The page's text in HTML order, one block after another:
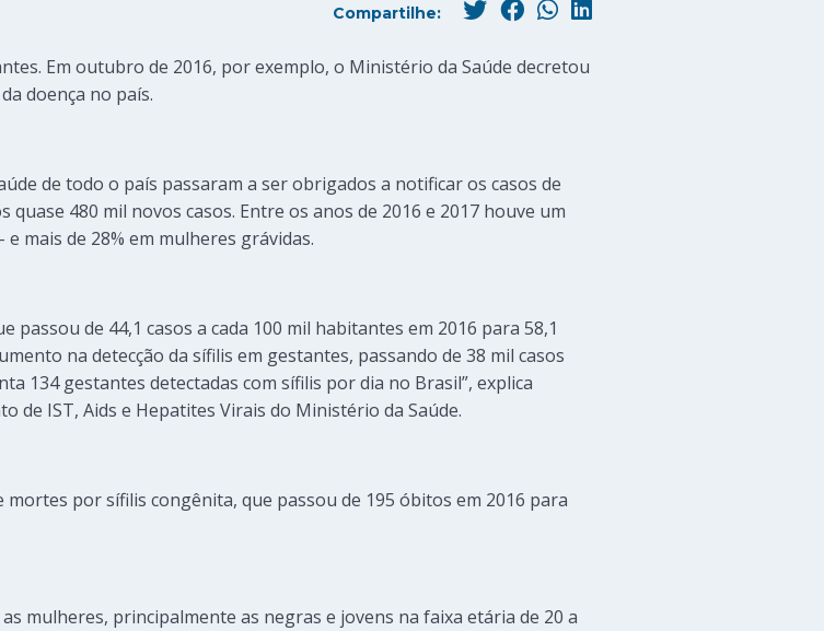
Compartilhe:
Em outubro de 2016, por exemplo, o Ministério da Saúde decretou
doença no país.
de todo o país passaram a ser obrigados a notificar os casos de
480 mil novos casos. Entre os anos de 2016 e 2017 houve um
mais de 28% em mulheres grávidas.
passou de 44,1 casos a cada 100 mil habitantes em 2016 para 58,1
na detecção da sífilis em gestantes, passando de 38 mil casos
134 gestantes detectadas com sífilis por dia no Brasil”, explica
de IST, Aids e Hepatites Virais do Ministério da Saúde.
por sífilis congênita, que passou de 195 óbitos em 2016 para
mulheres, principalmente as negras e jovens na faixa etária de 20 a